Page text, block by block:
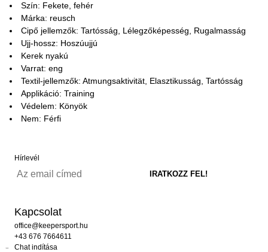
Szín: Fekete, fehér
Márka: reusch
Cipő jellemzők: Tartósság, Lélegzőképesség, Rugalmasság
Ujj-hossz: Hoszúujjú
Kerek nyakú
Varrat: eng
Textil-jellemzők: Atmungsaktivität, Elasztikusság, Tartósság
Applikáció: Training
Védelem: Könyök
Nem: Férfi
Hírlevél
Kapcsolat
office@keepersport.hu
+43 676 7664611
Chat indítása